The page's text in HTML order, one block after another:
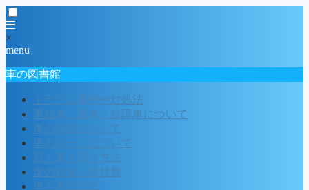
×
menu
車の図書館
トラブル事例や対処法
事故車・廃車・故障車について
車の保険について
車のローンについて
賢く車を買う方法
車の税金と維持費
車の基礎知識